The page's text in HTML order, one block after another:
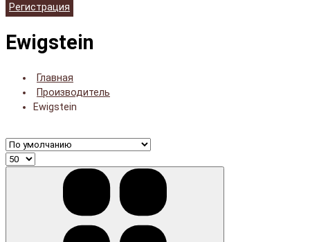
Регистрация
Ewigstein
Главная
Производитель
Ewigstein